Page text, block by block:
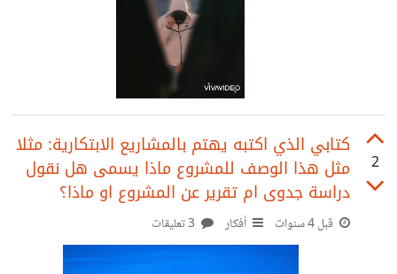
2
كتابي الذي اكتبه يهتم بالمشاريع الابتكارية: مثلا
مثل هذا الوصف للمشروع ماذا يسمى هل نقول
دراسة جدوى ام تقرير عن المشروع او ماذا؟
قبل 4 سنوات أفكار